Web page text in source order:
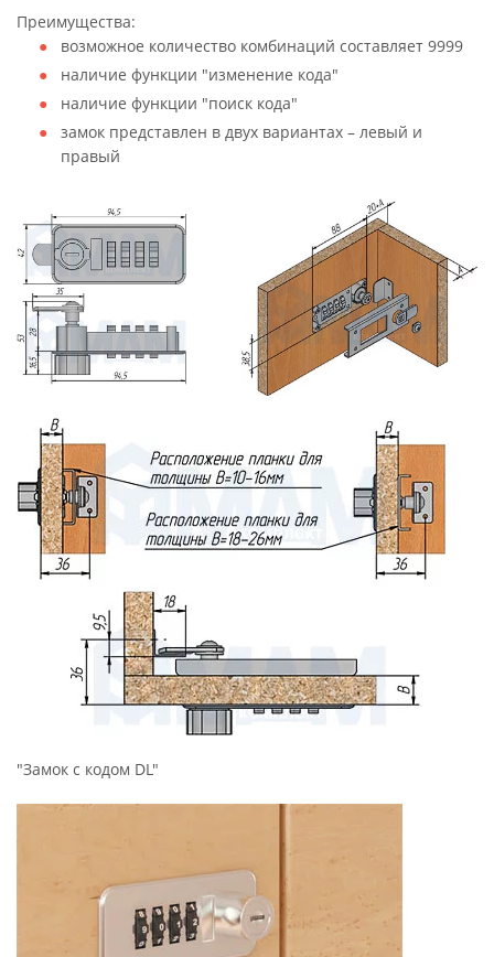
Преимущества:
возможное количество комбинаций составляет 9999
наличие функции "изменение кода"
наличие функции "поиск кода"
замок представлен в двух вариантах – левый и
правый
"Замок с кодом DL"